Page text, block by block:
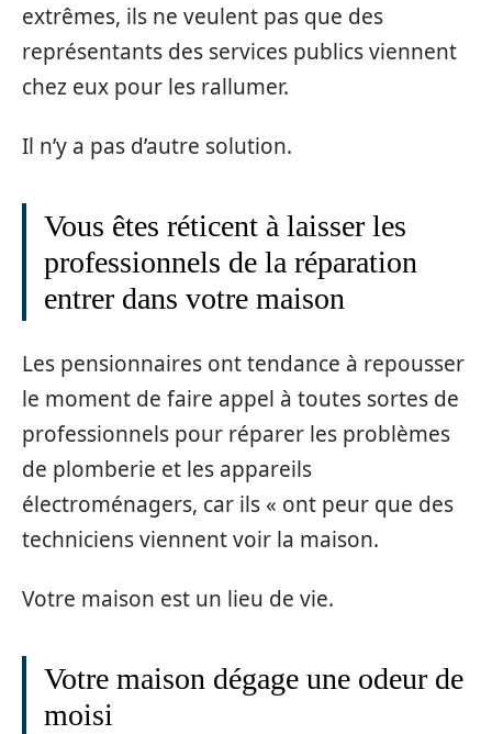
extrêmes, ils ne veulent pas que des
représentants des services publics viennent
chez eux pour les rallumer.
Il n’y a pas d’autre solution.
Vous êtes réticent à laisser les
professionnels de la réparation
entrer dans votre maison
Les pensionnaires ont tendance à repousser
le moment de faire appel à toutes sortes de
professionnels pour réparer les problèmes
de plomberie et les appareils
électroménagers, car ils « ont peur que des
techniciens viennent voir la maison.
Votre maison est un lieu de vie.
Votre maison dégage une odeur de
moisi